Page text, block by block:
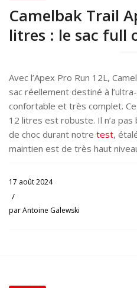
Camelbak Trail
litres : le sac full
Avec l’Apex Pro Run 12L,
sac réellement destiné à
confortable et très complet.
12 litres est robuste. Il n’a
de choc durant notre test,
maintien est de très haut
17 août 2024
/
parAntoine Galewski